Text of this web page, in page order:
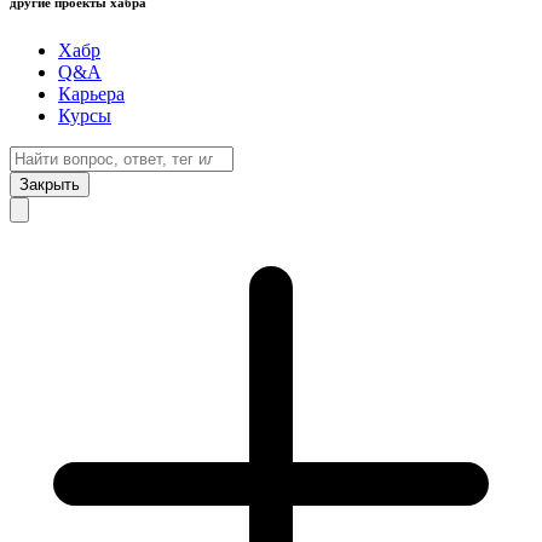
Хабр
Q&A
Карьера
Курсы
Закрыть